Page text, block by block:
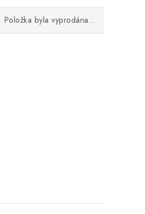
Položka byla vyprodána…